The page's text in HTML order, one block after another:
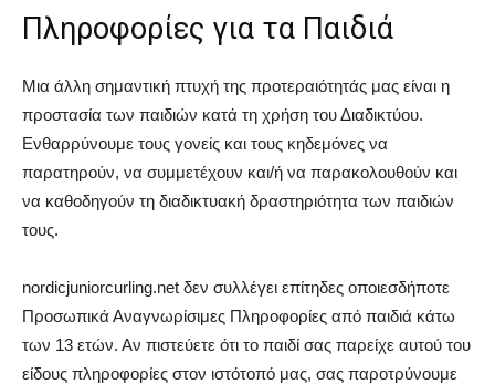
Πληροφορίες για τα Παιδιά
Μια άλλη σημαντική πτυχή της προτεραιότητάς μας είναι η
προστασία των παιδιών κατά τη χρήση του Διαδικτύου.
Ενθαρρύνουμε τους γονείς και τους κηδεμόνες να
παρατηρούν, να συμμετέχουν και/ή να παρακολουθούν και
να καθοδηγούν τη διαδικτυακή δραστηριότητα των παιδιών
τους.
nordicjuniorcurling.net δεν συλλέγει επίτηδες οποιεσδήποτε
Προσωπικά Αναγνωρίσιμες Πληροφορίες από παιδιά κάτω
των 13 ετών. Αν πιστεύετε ότι το παιδί σας παρείχε αυτού του
είδους πληροφορίες στον ιστότοπό μας, σας παροτρύνουμε